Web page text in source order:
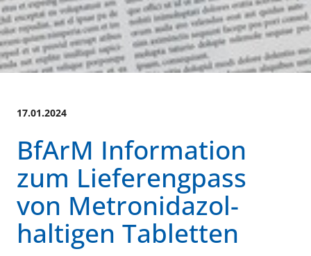
17.01.2024
BfArM Information
zum Lieferengpass
von Metronidazol-
haltigen Tabletten